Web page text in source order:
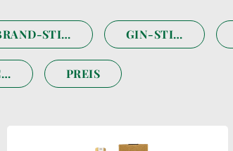
STIL GIN-STIL
PREIS